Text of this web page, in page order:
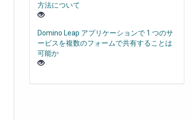
方法について
Domino Leap アプリケーションで 1 つのサ
ービスを複数のフォームで共有することは
可能か